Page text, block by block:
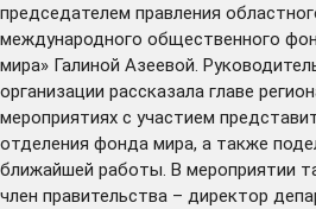
председателем правления
международного общественного
мира» Галиной Азеевой.
организации рассказала главе
мероприятиях с участием
отделения фонда мира, а также
ближайшей работы. В мероприятии
член правительства – директор